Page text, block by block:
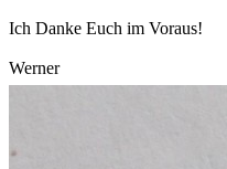
Ich Danke Euch im Voraus!
Werner